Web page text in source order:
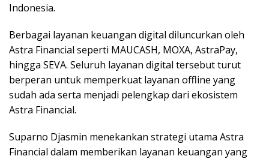
Indonesia.
Berbagai layanan keuangan digital diluncurkan oleh
Astra Financial seperti MAUCASH, MOXA, AstraPay,
hingga SEVA. Seluruh layanan digital tersebut turut
berperan untuk memperkuat layanan offline yang
sudah ada serta menjadi pelengkap dari ekosistem
Astra Financial.
Suparno Djasmin menekankan strategi utama Astra
Financial dalam memberikan layanan keuangan yang